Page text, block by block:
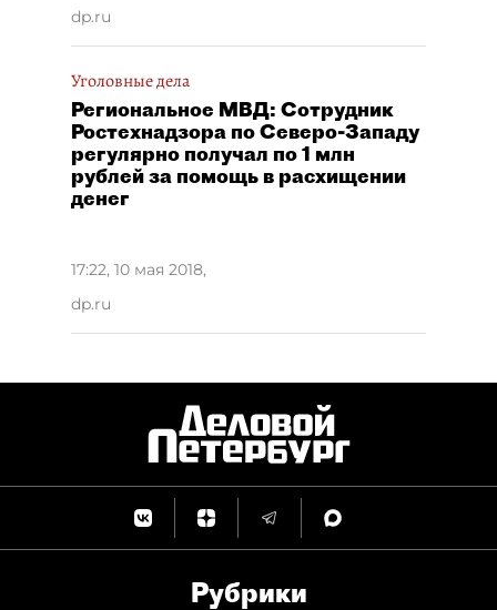
dp.ru
Уголовные дела
Региональное МВД: Сотрудник
Ростехнадзора по Северо-Западу
регулярно получал по 1 млн
рублей за помощь в расхищении
денег
17:22, 10 мая 2018,
dp.ru
Рубрики